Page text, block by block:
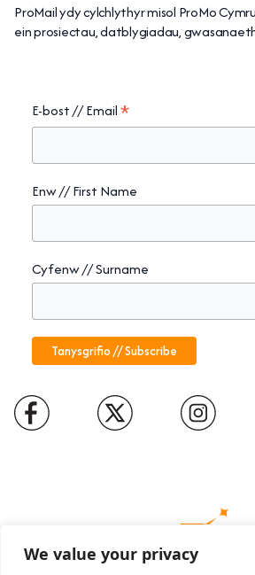
We value your privacy
ProMail ydy cylchlythyr misol ProMo
ein prosiectau, datblygiadau,
E-bost // Email*
Enw // First Name
Cyfenw // Surname